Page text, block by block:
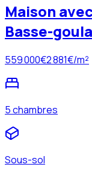
Maison
Basse-
559 000€2 881€/m²
5 chambres
Sous-sol